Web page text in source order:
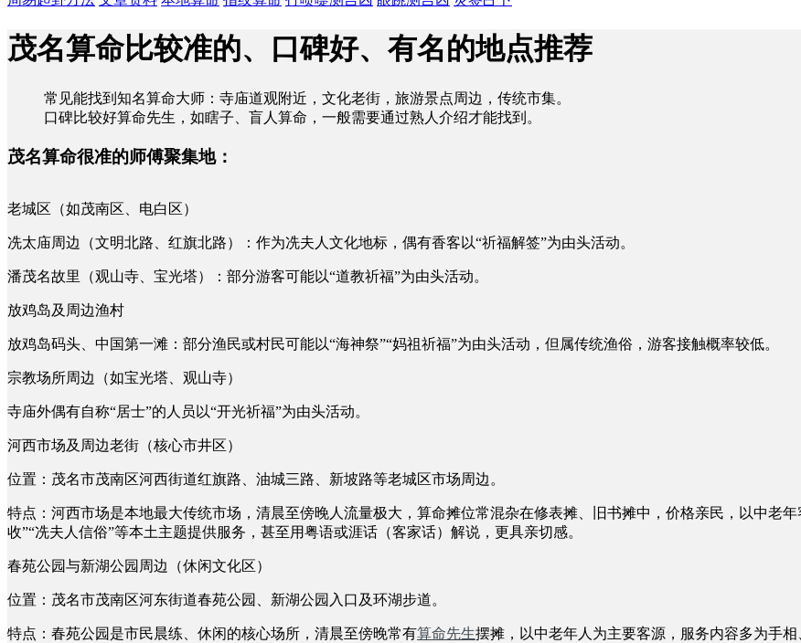
茂名算命比较准的、口碑好、有名的地点推荐
常见能找到知名算命大师：寺庙道观附近，文化老街，旅游景点周边，传统市集。
口碑比较好算命先生，如瞎子、盲人算命，一般需要通过熟人介绍才能找到。
茂名算命很准的师傅聚集地：
老城区（如茂南区、电白区）
冼太庙周边（文明北路、红旗北路）：作为冼夫人文化地标，偶有香客以“祈福解签”为由头活动。
潘茂名故里（观山寺、宝光塔）：部分游客可能以“道教祈福”为由头活动。
放鸡岛及周边渔村
放鸡岛码头、中国第一滩：部分渔民或村民可能以“海神祭”“妈祖祈福”为由头活动，但属传统渔俗，游客接触概率较低。
宗教场所周边（如宝光塔、观山寺）
寺庙外偶有自称“居士”的人员以“开光祈福”为由头活动。
河西市场及周边老街（核心市井区）
位置：茂名市茂南区河西街道红旗路、油城三路、新坡路等老城区市场周边。
特点：河西市场是本地最大传统市场，清晨至傍晚人流量极大，算命摊位常混杂在修表摊、旧书摊中，价格亲民，以中老
收”“冼夫人信俗”等本土主题提供服务，甚至用粤语或涯话（客家话）解说，更具亲切感。
春苑公园与新湖公园周边（休闲文化区）
位置：茂名市茂南区河东街道春苑公园、新湖公园入口及环湖步道。
特点：春苑公园是市民晨练、休闲的核心场所，清晨至傍晚常有算命先生摆摊，以中老年人为主要客源，服务内容多为手